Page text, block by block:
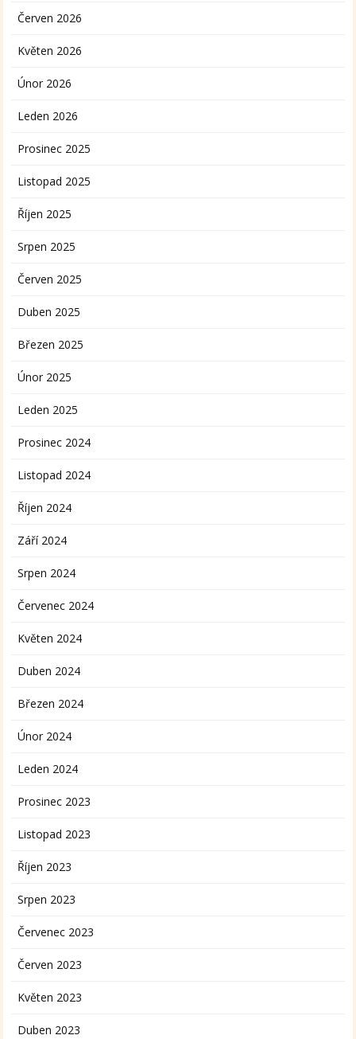
Červen 2026
Květen 2026
Únor 2026
Leden 2026
Prosinec 2025
Listopad 2025
Říjen 2025
Srpen 2025
Červen 2025
Duben 2025
Březen 2025
Únor 2025
Leden 2025
Prosinec 2024
Listopad 2024
Říjen 2024
Září 2024
Srpen 2024
Červenec 2024
Květen 2024
Duben 2024
Březen 2024
Únor 2024
Leden 2024
Prosinec 2023
Listopad 2023
Říjen 2023
Srpen 2023
Červenec 2023
Červen 2023
Květen 2023
Duben 2023